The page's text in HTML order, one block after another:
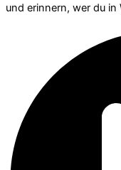
und erinnern, wer du in